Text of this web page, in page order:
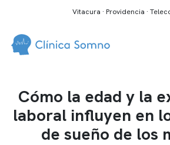
Vitacura · Providencia ·
Cómo la edad y la
laboral influyen en
de sueño de los